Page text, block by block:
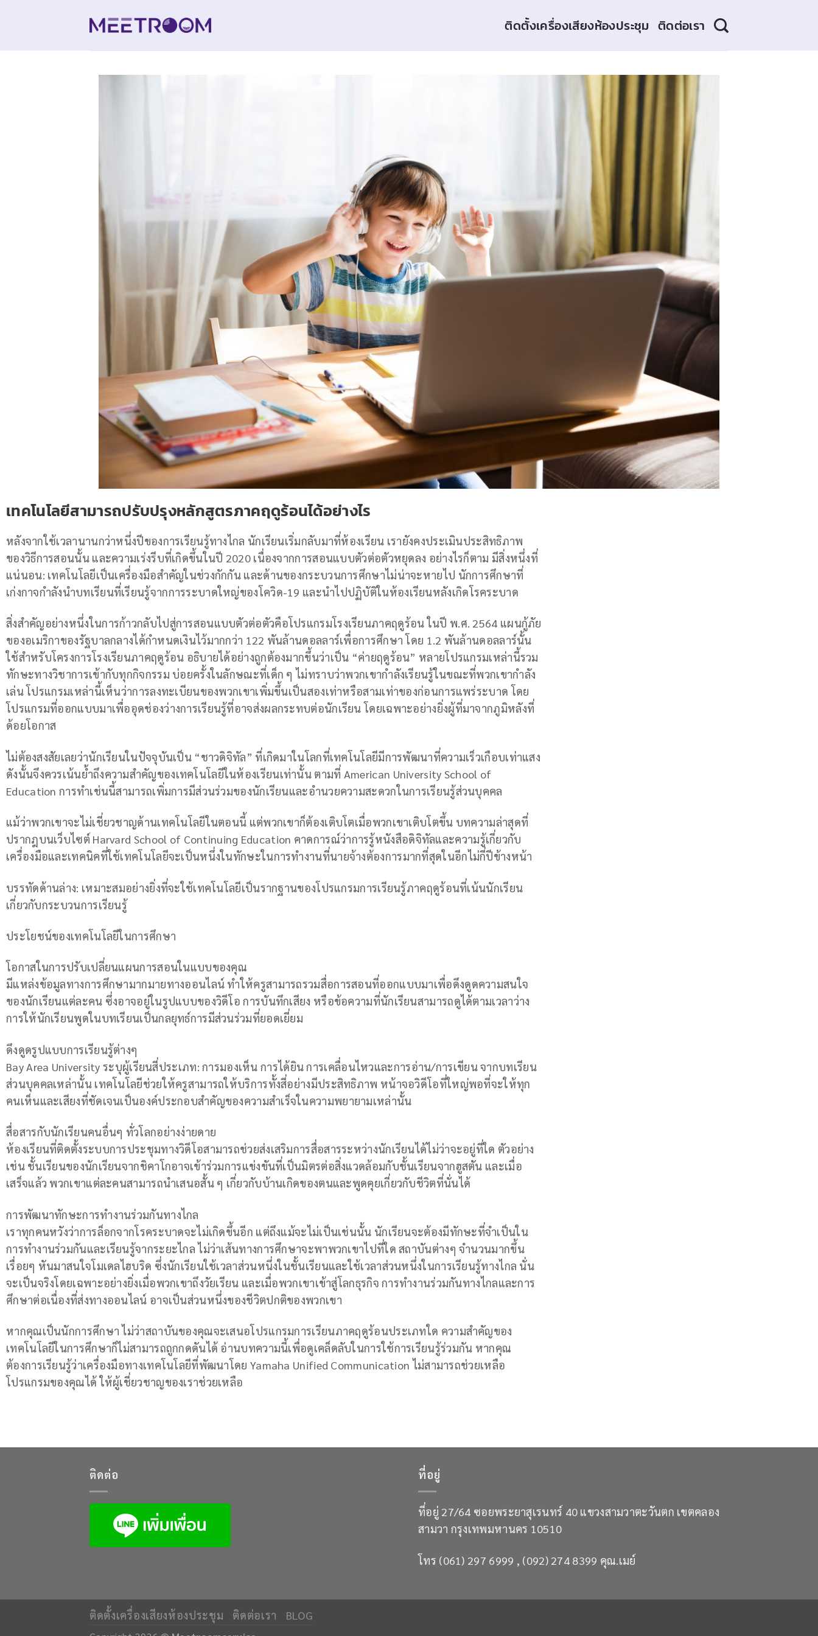
ติดตั้งเครื่องเสียงห้องประชุม ติดต่อเรา
เทคโนโลยีสามารถปรับปรุงหลักสูตรภาคฤดูร้อนได้อย่างไร
หลังจากใช้เวลานานกว่าหนึ่งปีของการเรียนรู้ทางไกล นักเรียนเริ่มกลับมาที่ห้องเรียน เรายังคงประเมินประสิทธิภาพ
ของวิธีการสอนนั้น และความเร่งรีบที่เกิดขึ้นในปี 2020 เนื่องจากการสอนแบบตัวต่อตัวหยุดลง อย่างไรก็ตาม มีสิ่งหนึ่งที่
แน่นอน: เทคโนโลยีเป็นเครื่องมือสำคัญในช่วงกักกัน และด้านของกระบวนการศึกษาไม่น่าจะหายไป นักการศึกษาที่
เก่งกาจกำลังนำบทเรียนที่เรียนรู้จากการระบาดใหญ่ของโควิด-19 และนำไปปฏิบัติในห้องเรียนหลังเกิดโรคระบาด
สิ่งสำคัญอย่างหนึ่งในการก้าวกลับไปสู่การสอนแบบตัวต่อตัวคือโปรแกรมโรงเรียนภาคฤดูร้อน ในปี พ.ศ. 2564 แผนกู้ภัย
ของอเมริกาของรัฐบาลกลางได้กำหนดเงินไว้มากกว่า 122 พันล้านดอลลาร์เพื่อการศึกษา โดย 1.2 พันล้านดอลลาร์นั้น
ใช้สำหรับโครงการโรงเรียนภาคฤดูร้อน อธิบายได้อย่างถูกต้องมากขึ้นว่าเป็น “ค่ายฤดูร้อน” หลายโปรแกรมเหล่านี้รวม
ทักษะทางวิชาการเข้ากับทุกกิจกรรม บ่อยครั้งในลักษณะที่เด็ก ๆ ไม่ทราบว่าพวกเขากำลังเรียนรู้ในขณะที่พวกเขากำลัง
เล่น โปรแกรมเหล่านี้เห็นว่าการลงทะเบียนของพวกเขาเพิ่มขึ้นเป็นสองเท่าหรือสามเท่าของก่อนการแพร่ระบาด โดย
โปรแกรมที่ออกแบบมาเพื่ออุดช่องว่างการเรียนรู้ที่อาจส่งผลกระทบต่อนักเรียน โดยเฉพาะอย่างยิ่งผู้ที่มาจากภูมิหลังที่
ด้อยโอกาส
ไม่ต้องสงสัยเลยว่านักเรียนในปัจจุบันเป็น “ชาวดิจิทัล” ที่เกิดมาในโลกที่เทคโนโลยีมีการพัฒนาที่ความเร็วเกือบเท่าแสง
ดังนั้นจึงควรเน้นย้ำถึงความสำคัญของเทคโนโลยีในห้องเรียนเท่านั้น ตามที่ American University School of
Education การทำเช่นนี้สามารถเพิ่มการมีส่วนร่วมของนักเรียนและอำนวยความสะดวกในการเรียนรู้ส่วนบุคคล
แม้ว่าพวกเขาจะไม่เชี่ยวชาญด้านเทคโนโลยีในตอนนี้ แต่พวกเขาก็ต้องเติบโตเมื่อพวกเขาเติบโตขึ้น บทความล่าสุดที่
ปรากฎบนเว็บไซต์ Harvard School of Continuing Education คาดการณ์ว่าการรู้หนังสือดิจิทัลและความรู้เกี่ยวกับ
เครื่องมือและเทคนิคที่ใช้เทคโนโลยีจะเป็นหนึ่งในทักษะในการทำงานที่นายจ้างต้องการมากที่สุดในอีกไม่กี่ปีข้างหน้า
บรรทัดด้านล่าง: เหมาะสมอย่างยิ่งที่จะใช้เทคโนโลยีเป็นรากฐานของโปรแกรมการเรียนรู้ภาคฤดูร้อนที่เน้นนักเรียน
เกี่ยวกับกระบวนการเรียนรู้
ประโยชน์ของเทคโนโลยีในการศึกษา
โอกาสในการปรับเปลี่ยนแผนการสอนในแบบของคุณ
มีแหล่งข้อมูลทางการศึกษามากมายทางออนไลน์ ทำให้ครูสามารถรวมสื่อการสอนที่ออกแบบมาเพื่อดึงดูดความสนใจ
ของนักเรียนแต่ละคน ซึ่งอาจอยู่ในรูปแบบของวิดีโอ การบันทึกเสียง หรือข้อความที่นักเรียนสามารถดูได้ตามเวลาว่าง
การให้นักเรียนพูดในบทเรียนเป็นกลยุทธ์การมีส่วนร่วมที่ยอดเยี่ยม
ดึงดูดรูปแบบการเรียนรู้ต่างๆ
Bay Area University ระบุผู้เรียนสี่ประเภท: การมองเห็น การได้ยิน การเคลื่อนไหวและการอ่าน/การเขียน จากบทเรียน
ส่วนบุคคลเหล่านั้น เทคโนโลยีช่วยให้ครูสามารถให้บริการทั้งสี่อย่างมีประสิทธิภาพ หน้าจอวิดีโอที่ใหญ่พอที่จะให้ทุก
คนเห็นและเสียงที่ชัดเจนเป็นองค์ประกอบสำคัญของความสำเร็จในความพยายามเหล่านั้น
สื่อสารกับนักเรียนคนอื่นๆ ทั่วโลกอย่างง่ายดาย
ห้องเรียนที่ติดตั้งระบบการประชุมทางวิดีโอสามารถช่วยส่งเสริมการสื่อสารระหว่างนักเรียนได้ไม่ว่าจะอยู่ที่ใด ตัวอย่าง
เช่น ชั้นเรียนของนักเรียนจากชิคาโกอาจเข้าร่วมการแข่งขันที่เป็นมิตรต่อสิ่งแวดล้อมกับชั้นเรียนจากฮูสตัน และเมื่อ
เสร็จแล้ว พวกเขาแต่ละคนสามารถนำเสนอสั้น ๆ เกี่ยวกับบ้านเกิดของตนและพูดคุยเกี่ยวกับชีวิตที่นั่นได้
การพัฒนาทักษะการทำงานร่วมกันทางไกล
เราทุกคนหวังว่าการล็อกจากโรคระบาดจะไม่เกิดขึ้นอีก แต่ถึงแม้จะไม่เป็นเช่นนั้น นักเรียนจะต้องมีทักษะที่จำเป็นใน
การทำงานร่วมกันและเรียนรู้จากระยะไกล ไม่ว่าเส้นทางการศึกษาจะพาพวกเขาไปที่ใด สถาบันต่างๆ จำนวนมากขึ้น
เรื่อยๆ หันมาสนใจโมเดลไฮบริด ซึ่งนักเรียนใช้เวลาส่วนหนึ่งในชั้นเรียนและใช้เวลาส่วนหนึ่งในการเรียนรู้ทางไกล นั่น
จะเป็นจริงโดยเฉพาะอย่างยิ่งเมื่อพวกเขาถึงวัยเรียน และเมื่อพวกเขาเข้าสู่โลกธุรกิจ การทำงานร่วมกันทางไกลและการ
ศึกษาต่อเนื่องที่ส่งทางออนไลน์ อาจเป็นส่วนหนึ่งของชีวิตปกติของพวกเขา
หากคุณเป็นนักการศึกษา ไม่ว่าสถาบันของคุณจะเสนอโปรแกรมการเรียนภาคฤดูร้อนประเภทใด ความสำคัญของ
เทคโนโลยีในการศึกษาก็ไม่สามารถถูกกดดันได้ อ่านบทความนี้เพื่อดูเคล็ดลับในการใช้การเรียนรู้ร่วมกัน หากคุณ
ต้องการเรียนรู้ว่าเครื่องมือทางเทคโนโลยีที่พัฒนาโดย Yamaha Unified Communication ไม่สามารถช่วยเหลือ
โปรแกรมของคุณได้ ให้ผู้เชี่ยวชาญของเราช่วยเหลือ
ติดต่อ ที่อยู่
ที่อยู่ 27/64 ซอยพระยาสุเรนทร์ 40 แขวงสามวาตะวันตก เขตคลอง
สามวา กรุงเทพมหานคร 10510
โทร (061) 297 6999 , (092) 274 8399 คุณ.เมย์
ติดตั้งเครื่องเสียงห้องประชุม ติดต่อเรา BLOG